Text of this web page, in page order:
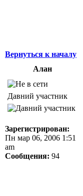
Вернуться к началу
Алан
Давний участник
Зарегистрирован:
Пн мар 06, 2006 1:51
am
Сообщения: 94